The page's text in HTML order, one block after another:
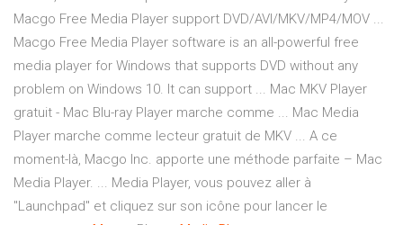
Macgo Free Media Player support DVD/AVI/MKV/MP4/MOV ...
Macgo Free Media Player software is an all-powerful free
media player for Windows that supports DVD without any
problem on Windows 10. It can support ... Mac MKV Player
gratuit - Mac Blu-ray Player marche comme ... Mac Media
Player marche comme lecteur gratuit de MKV ... A ce
moment-là, Macgo Inc. apporte une méthode parfaite – Mac
Media Player. ... Media Player, vous pouvez aller à
"Launchpad" et cliquez sur son icône pour lancer le